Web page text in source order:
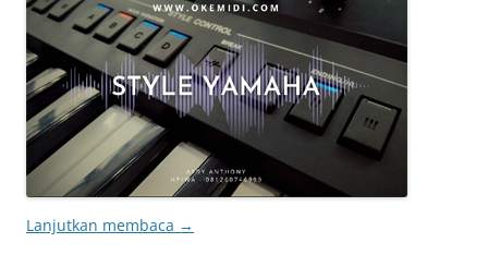
Lanjutkan membaca →